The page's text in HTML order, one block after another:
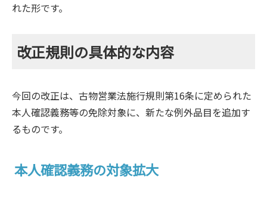
れた形です。
改正規則の具体的な内容
今回の改正は、古物営業法施行規則第16条に定められた
本人確認義務等の免除対象に、新たな例外品目を追加す
るものです。
本人確認義務の対象拡大